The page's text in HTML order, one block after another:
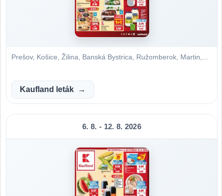
Prešov, Košice, Žilina, Banská Bystrica, Ružomberok, Martin,...
Kaufland leták
6. 8. - 12. 8. 2026